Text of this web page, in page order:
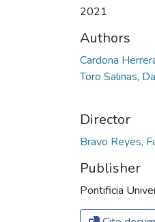
2021
Authors
Cardona
Toro Salinas,
Director
Bravo Reyes,
Publisher
Pontificia